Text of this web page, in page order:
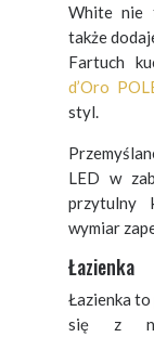
White nie
także
Fartuch
d’Oro
styl.
LED w
przytulny
wymiar
Łazienka
Łazienka
się z